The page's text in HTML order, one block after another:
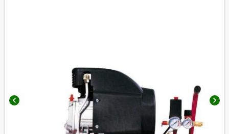
chevron_left chevron_right